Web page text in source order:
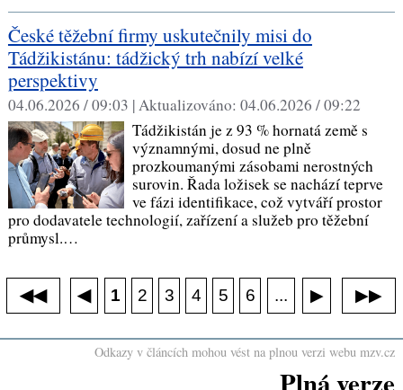
České těžební firmy uskutečnily misi do
Tádžikistánu: tádžický trh nabízí velké
perspektivy
04.06.2026 / 09:03 | Aktualizováno: 04.06.2026 / 09:22
Tádžikistán je z 93 % hornatá země s
významnými, dosud ne plně
prozkoumanými zásobami nerostných
surovin. Řada ložisek se nachází teprve
ve fázi identifikace, což vytváří prostor
pro dodavatele technologií, zařízení a služeb pro těžební
průmysl.…
◀◀ ◀ 1 2 3 4 5 6 ... ▶ ▶▶
Odkazy v článcích mohou vést na plnou verzi webu mzv.cz